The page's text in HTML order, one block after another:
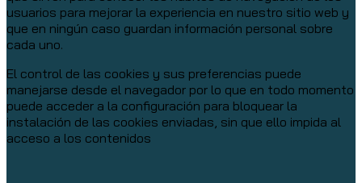
usuarios para mejorar la experiencia en nuestro sitio web y
que en ningún caso guardan información personal sobre
cada uno.
El control de las cookies y sus preferencias puede
manejarse desde el navegador por lo que en todo momento
puede acceder a la configuración para bloquear la
instalación de las cookies enviadas, sin que ello impida al
acceso a los contenidos